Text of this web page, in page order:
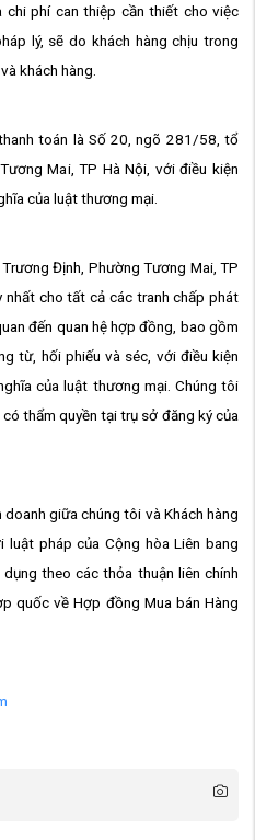
phí can thiệp cần thiết cho việc
lý, sẽ do khách hàng chịu trong
khách hàng.
toán là Số 20, ngõ 281/58, tổ
Mai, TP Hà Nội, với điều kiện
của luật thương mại.
Định, Phường Tương Mai, TP
nhất cho tất cả các tranh chấp phát
đến quan hệ hợp đồng, bao gồm
từ, hối phiếu và séc, với điều kiện
của luật thương mại. Chúng tôi
thẩm quyền tại trụ sở đăng ký của
giữa chúng tôi và Khách hàng
pháp của Cộng hòa Liên bang
theo các thỏa thuận liên chính
quốc về Hợp đồng Mua bán Hàng